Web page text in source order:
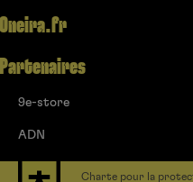
Oneira.fr
Partenaires
9e-store
ADN
Charte pour la